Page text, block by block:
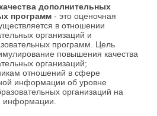
дополнительных
программ - это оценочная
в отношении
организаций и
программ. Цель
повышения качества
организаций;
отношений в сфере
информации об уровне
организаций на
информации.